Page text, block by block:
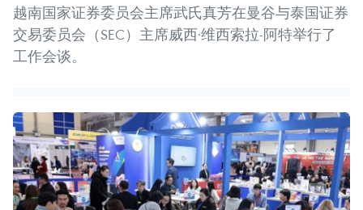
越南国家证券委员会主席武氏真芳在曼谷与泰国证券
交易委员会（SEC）主席威西·维西索拉-阿特举行了
工作会谈。